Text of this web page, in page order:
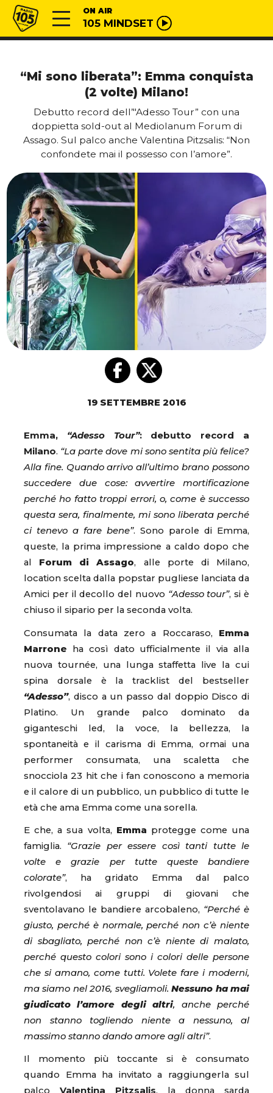
Vai al contenuto
Radio 105 ON AIR
105 MINDSET
“Mi sono liberata”: Emma conquista
(2 volte) Milano!
Debutto record dell’"Adesso Tour” con una
doppietta sold-out al Mediolanum Forum di
Assago. Sul palco anche Valentina Pitzsalis: “Non
confondete mai il possesso con l’amore”.
19 SETTEMBRE 2016
Emma, “Adesso Tour”: debutto record a
Milano. “La parte dove mi sono sentita più felice?
Alla fine. Quando arrivo all’ultimo brano possono
succedere due cose: avvertire mortificazione
perché ho fatto troppi errori, o, come è successo
questa sera, finalmente, mi sono liberata perché
ci tenevo a fare bene”. Sono parole di Emma,
queste, la prima impressione a caldo dopo che
al Forum di Assago, alle porte di Milano,
location scelta dalla popstar pugliese lanciata da
Amici per il decollo del nuovo “Adesso tour”, si è
chiuso il sipario per la seconda volta.
Consumata la data zero a Roccaraso, Emma
Marrone ha così dato ufficialmente il via alla
nuova tournée, una lunga staffetta live la cui
spina dorsale è la tracklist del bestseller
“Adesso”, disco a un passo dal doppio Disco di
Platino. Un grande palco dominato da
giganteschi led, la voce, la bellezza, la
spontaneità e il carisma di Emma, ormai una
performer consumata, una scaletta che
snocciola 23 hit che i fan conoscono a memoria
e il calore di un pubblico, un pubblico di tutte le
età che ama Emma come una sorella.
E che, a sua volta, Emma protegge come una
famiglia. “Grazie per essere così tanti tutte le
volte e grazie per tutte queste bandiere
colorate”, ha gridato Emma dal palco
rivolgendosi ai gruppi di giovani che
sventolavano le bandiere arcobaleno, “Perché è
giusto, perché è normale, perché non c’è niente
di sbagliato, perché non c’è niente di malato,
perché questo colori sono i colori delle persone
che si amano, come tutti. Volete fare i moderni,
ma siamo nel 2016, svegliamoli.Nessuno ha mai
giudicato l’amore degli altri, anche perché
non stanno togliendo niente a nessuno, al
massimo stanno dando amore agli altri”.
Il momento più toccante si è consumato
quando Emma ha invitato a raggiungerla sul
palco Valentina Pitzsalis, la donna sarda